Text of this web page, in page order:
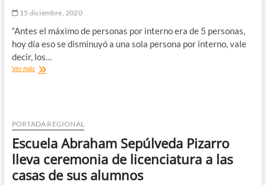
de
Salud
incluida
la
Atención
15 diciembre, 2020
“Antes el máximo de personas por interno era de 5 personas,
hoy día eso se disminuyó a una sola persona por interno, vale
decir, los…
Ver másComienzan
en
las
cárceles
Atacama
PORTADA REGIONAL
Escuela Abraham Sepúlveda Pizarro
lleva ceremonia de licenciatura a las
casas de sus alumnos